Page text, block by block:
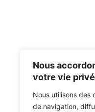
Nous
votre vie
Nous utilisons des
de navigation,